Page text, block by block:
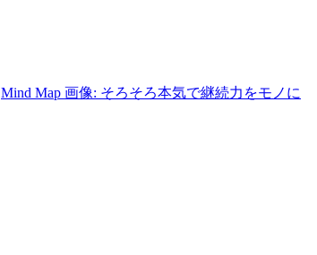
Mind Map 画像: そろそろ本気で継続力をモノに